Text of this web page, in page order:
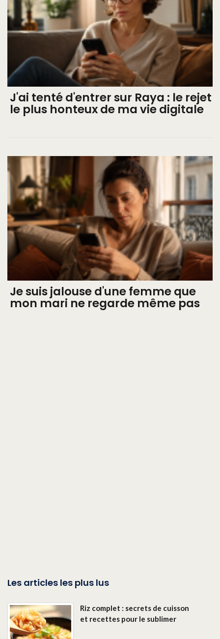
J'ai tenté d'entrer sur Raya : le rejet
le plus honteux de ma vie digitale
Je suis jalouse d'une femme que
mon mari ne regarde même pas
Les articles les plus lus
Riz complet : secrets de cuisson
et recettes pour le sublimer